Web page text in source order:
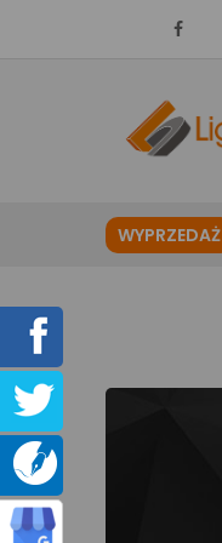
WYPRZEDAŻ